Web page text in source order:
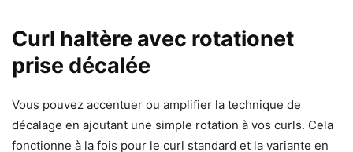
Curl haltère avec rotationet
prise décalée
Vous pouvez accentuer ou amplifier la technique de
décalage en ajoutant une simple rotation à vos curls. Cela
fonctionne à la fois pour le curl standard et la variante en